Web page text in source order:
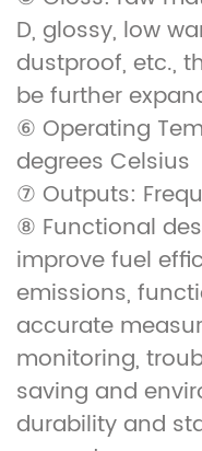
D, glossy, low
dustproof, etc.,
be further
⑥ Operating
degrees Celsius
⑦ Outputs:
⑧ Functional
improve fuel
emissions,
accurate
monitoring,
saving and
durability and